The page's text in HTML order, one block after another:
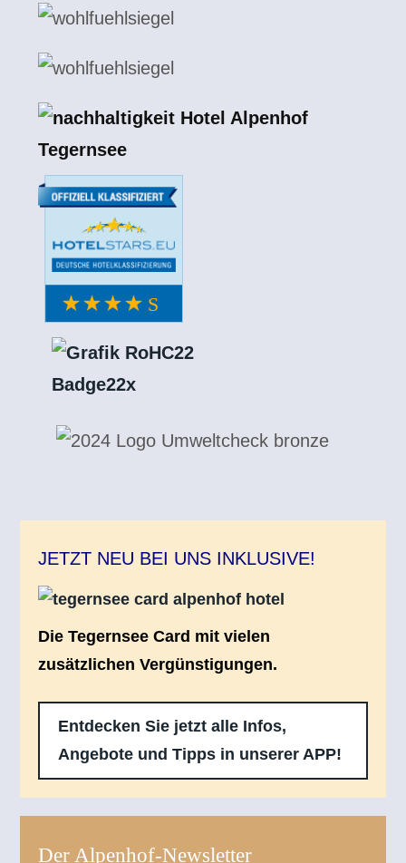
JETZT NEU BEI UNS INKLUSIVE!
Die Tegernsee Card mit vielen
zusätzlichen Vergünstigungen.
Entdecken Sie jetzt alle Infos,
Angebote und Tipps in unserer APP!
Der Alpenhof-Newsletter